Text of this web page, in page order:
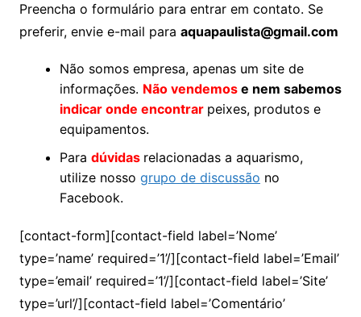
Preencha o formulário para entrar em contato. Se
preferir, envie e-mail para aquapaulista@gmail.com
Não somos empresa, apenas um site de
informações. Não vendemose nem sabemos
indicar onde encontrar peixes, produtos e
equipamentos.
Para dúvidas relacionadas a aquarismo,
utilize nosso grupo de discussão no
Facebook.
[contact-form][contact-field label=’Nome’
type=’name’ required=’1’/][contact-field label=’Email’
type=’email’ required=’1’/][contact-field label=’Site’
type=’url’/][contact-field label=’Comentário’